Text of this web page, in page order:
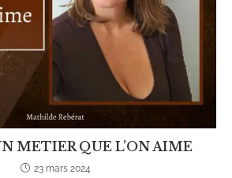
METIER QUE L’ON AIME
23 mars 2024